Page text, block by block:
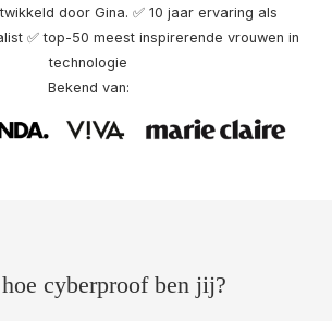
door Gina. ✅ 10 jaar ervaring als
✅ top-50 meest inspirerende vrouwen in
technologie
Bekend van:
cyberproofben jij?